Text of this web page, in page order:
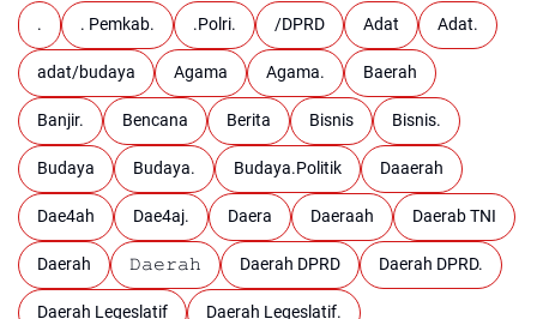
. . Pemkab. .Polri. /DPRD Adat Adat.
adat/budaya Agama Agama. Baerah
Banjir. Bencana Berita Bisnis Bisnis.
Budaya Budaya. Budaya.Politik Daaerah
Dae4ah Dae4aj. Daera Daeraah Daerab TNI
Daerah 𝙳𝚊𝚎𝚛𝚊𝚑 Daerah DPRD Daerah DPRD.
Daerah Legeslatif Daerah Legeslatif.